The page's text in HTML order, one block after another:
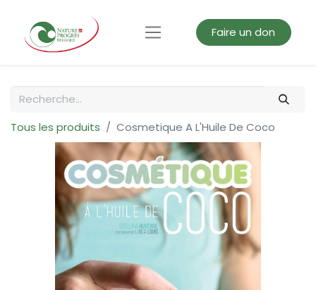
Faire un don
Tous les produits Cosmetique A L'Huile De Coco